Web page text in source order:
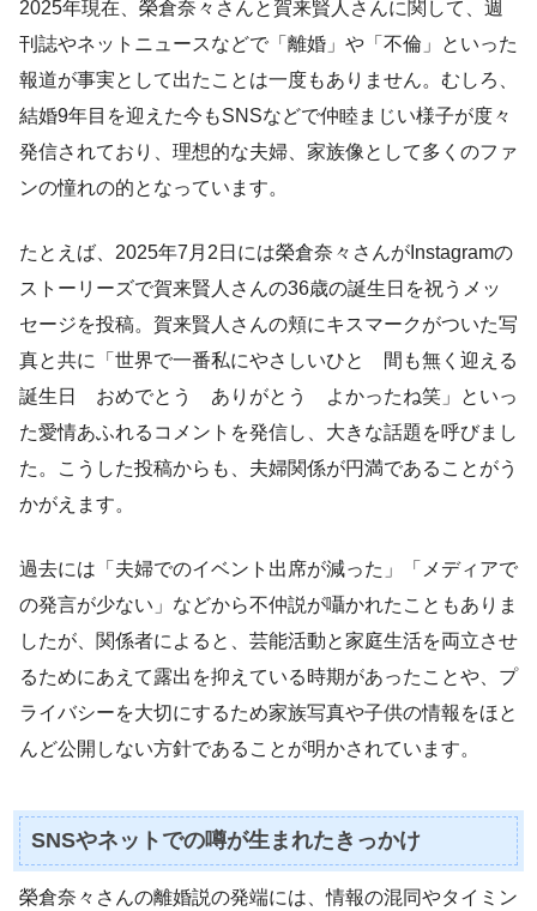
2025年現在、榮倉奈々さんと賀来賢人さんに関して、週
刊誌やネットニュースなどで「離婚」や「不倫」といった
報道が事実として出たことは一度もありません。むしろ、
結婚9年目を迎えた今もSNSなどで仲睦まじい様子が度々
発信されており、理想的な夫婦、家族像として多くのファ
ンの憧れの的となっています。
たとえば、2025年7月2日には榮倉奈々さんがInstagramの
ストーリーズで賀来賢人さんの36歳の誕生日を祝うメッ
セージを投稿。賀来賢人さんの頬にキスマークがついた写
真と共に「世界で一番私にやさしいひと 間も無く迎える
誕生日 おめでとう ありがとう よかったね笑」といっ
た愛情あふれるコメントを発信し、大きな話題を呼びまし
た。こうした投稿からも、夫婦関係が円満であることがう
かがえます。
過去には「夫婦でのイベント出席が減った」「メディアで
の発言が少ない」などから不仲説が囁かれたこともありま
したが、関係者によると、芸能活動と家庭生活を両立させ
るためにあえて露出を抑えている時期があったことや、プ
ライバシーを大切にするため家族写真や子供の情報をほと
んど公開しない方針であることが明かされています。
SNSやネットでの噂が生まれたきっかけ
榮倉奈々さんの離婚説の発端には、情報の混同やタイミン